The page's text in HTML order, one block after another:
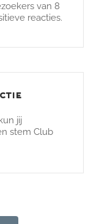
van 8
reacties.
jij
stem Club